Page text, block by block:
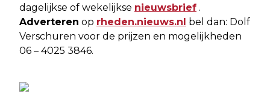
dagelijkse of wekelijkse nieuwsbrief .
Adverteren op rheden.nieuws.nl bel dan: Dolf
Verschuren voor de prijzen en mogelijkheden
06 – 4025 3846.